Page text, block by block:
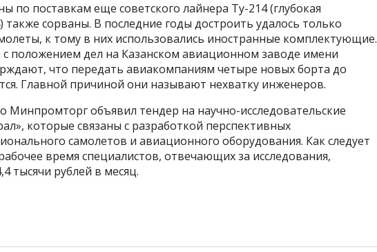
по поставкам еще советского лайнера Ту-214 (глубокая
сорваны. В последние годы достроить удалось только
к тому в них использовались иностранные комплектующие.
положением дел на Казанском авиационном заводе имени
что передать авиакомпаниям четыре новых борта до
Главной причиной они называют нехватку инженеров.
Минпромторг объявил тендер на научно-исследовательские
которые связаны с разработкой перспективных
самолетов и авиационного оборудования. Как следует
время специалистов, отвечающих за исследования,
тысячи рублей в месяц.